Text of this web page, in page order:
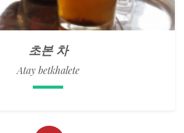
초본 차
Atay betkhalete